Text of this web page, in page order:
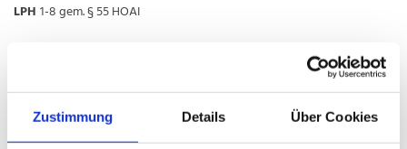
Zustimmung Details Über Cookies
LPH 1-8 gem. § 55 HOAI
FotosLukas Huneke
Atelier d'Architecture et de Design Jim